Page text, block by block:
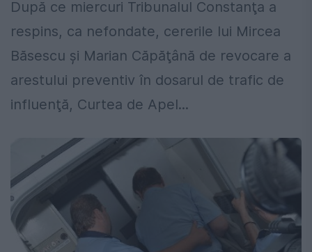
După ce miercuri Tribunalul Constanţa a
respins, ca nefondate, cererile lui Mircea
Băsescu şi Marian Căpăţână de revocare a
arestului preventiv în dosarul de trafic de
influenţă, Curtea de Apel...